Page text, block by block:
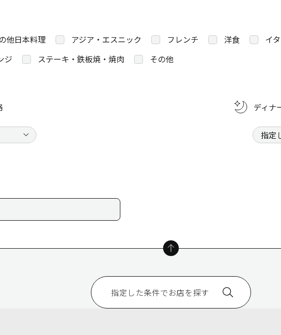
他日本料理 アジア・エスニック フレンチ 洋食
イ
ジ ステーキ・鉄板焼・焼肉 その他
ディナ
指定した条件でお店を探す